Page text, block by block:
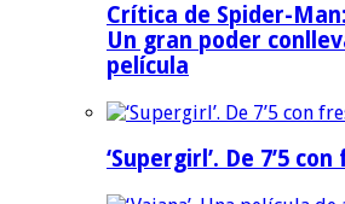
Crítica de Spider-
Un gran poder
película
‘Supergirl’. De 7’5